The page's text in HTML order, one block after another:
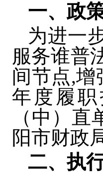
一、政
为进一
服务谁普
间节点,增
年度履
（中）
阳市财政
二、执